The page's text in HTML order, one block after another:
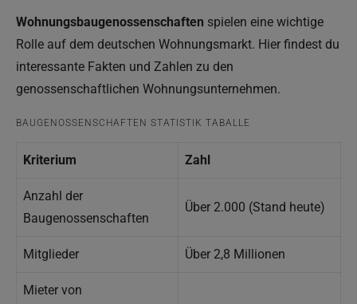
Wohnungsbaugenossenschaften spielen eine wichtige
Rolle auf dem deutschen Wohnungsmarkt. Hier findest du
interessante Fakten und Zahlen zu den
genossenschaftlichen Wohnungsunternehmen.
BAUGENOSSENSCHAFTEN STATISTIK TABALLE
Kriterium Zahl
Anzahl der
Baugenossenschaften
Über 2.000 (Stand heute)
Mitglieder Über 2,8 Millionen
Mieter von